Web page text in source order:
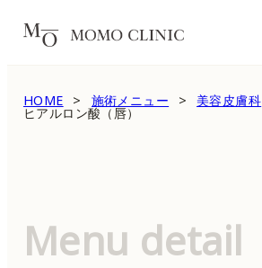
HOME 施術メニュー 美容皮膚科
ヒアルロン酸（唇）
Menu detail